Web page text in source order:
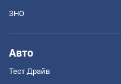
ЗНО
Авто
Тест Драйв